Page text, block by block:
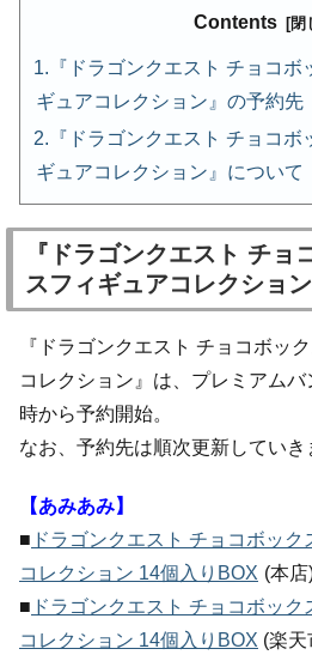
Contents
『ドラゴンクエスト チョコボ
ギュアコレクション』の予約先
『ドラゴンクエスト チョコボ
ギュアコレクション』について
『ドラゴンクエスト チョ
スフィギュアコレクショ
『ドラゴンクエスト チョコボッ
コレクション』は、プレミアム
時から予約開始。
なお、予約先は順次更新していき
【あみあみ】
■ ドラゴンクエスト チョコボッ
コレクション 14個入りBOX (本店
■ ドラゴンクエスト チョコボッ
コレクション 14個入りBOX (楽天